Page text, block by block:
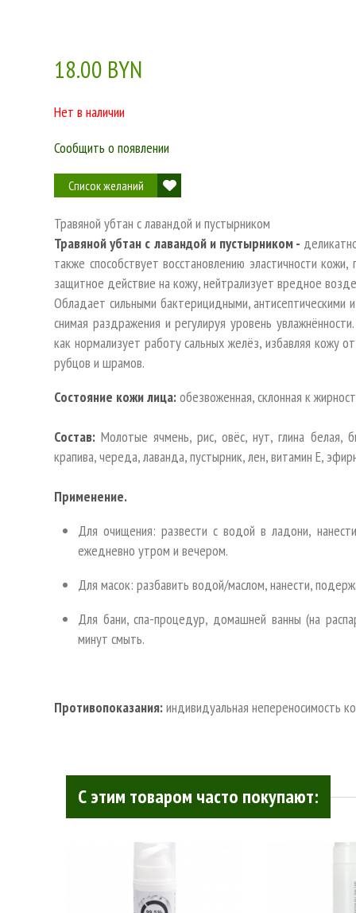
18.00 BYN
Нет в наличии
Сообщить о появлении
Список желаний
Травяной убтан с лавандой и пустырником
Травяной убтан с лавандой и пустырником -
также способствует восстановлению эластичности
защитное действие на кожу, нейтрализует вредное
Обладает сильными бактерицидными,
снимая раздражения и регулируя уровень
как нормализует работу сальных желёз, избавляя кожу
рубцов и шрамов.
Состояние кожи лица:обезвоженная, склонная к
Состав: Молотые ячмень, рис, овёс, нут, глина белая,
крапива, череда, лаванда, пустырник, лен, витамин Е,
Применение.
Для очищения: развести с водой в ладони,
ежедневно утром и вечером.
Для масок: разбавить водой/маслом, нанести,
Для бани, спа-процедур, домашней ванны (на
минут смыть.
Противопоказания:индивидуальная непереносимость
С этим товаром часто покупают: